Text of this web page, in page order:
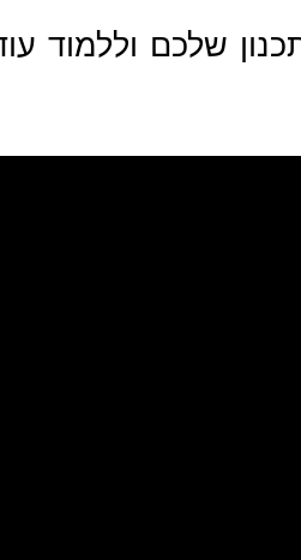
שלכם וללמוד